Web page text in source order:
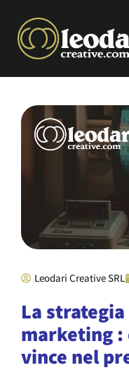
Leodari Creative SRL
La
marketing :
vince nel